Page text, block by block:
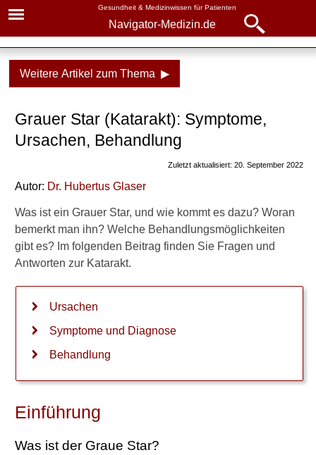
Gesundheit & Medizinwissen für Patienten
Navigator-Medizin.de
Weitere Artikel zum Thema ▶
Grauer Star (Katarakt): Symptome,
Ursachen, Behandlung
Zuletzt aktualisiert: 20. September 2022
Autor: Dr. Hubertus Glaser
Was ist ein Grauer Star, und wie kommt es dazu? Woran
bemerkt man ihn? Welche Behandlungsmöglichkeiten
gibt es? Im folgenden Beitrag finden Sie Fragen und
Antworten zur Katarakt.
Ursachen
Symptome und Diagnose
Behandlung
Einführung
Was ist der Graue Star?
Navigator-Medizin.de
► Krankheiten
► Therapieverfahren
► Medikamente
► Gesundheitsthemen
Navigator-
Medizin.de
▾
Grauer Star
Ursachen
Symptome
Verschlechterung der
Sehstärke
Wie schnell wird der Graue